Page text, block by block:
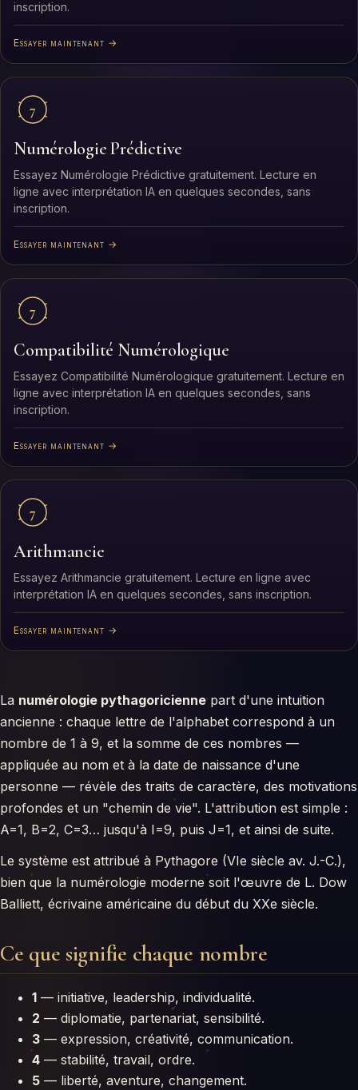
inscription.
Essayer maintenant →
7
Numérologie Prédictive
Essayez Numérologie Prédictive gratuitement. Lecture en
ligne avec interprétation IA en quelques secondes, sans
inscription.
Essayer maintenant →
7
Compatibilité Numérologique
Essayez Compatibilité Numérologique gratuitement. Lecture en
ligne avec interprétation IA en quelques secondes, sans
inscription.
Essayer maintenant →
7
Arithmancie
Essayez Arithmancie gratuitement. Lecture en ligne avec
interprétation IA en quelques secondes, sans inscription.
Essayer maintenant →
La numérologie pythagoriciennepart d'une intuition
ancienne : chaque lettre de l'alphabet correspond à un
nombre de 1 à 9, et la somme de ces nombres —
appliquée au nom et à la date de naissance d'une
personne — révèle des traits de caractère, des motivations
profondes et un "chemin de vie". L'attribution est simple :
A=1, B=2, C=3… jusqu'à I=9, puis J=1, et ainsi de suite.
Le système est attribué à Pythagore (VIe siècle av. J.-C.),
bien que la numérologie moderne soit l'œuvre de L. Dow
Balliett, écrivaine américaine du début du XXe siècle.
Ce que signifie chaque nombre
1 — initiative, leadership, individualité.
2 — diplomatie, partenariat, sensibilité.
3 — expression, créativité, communication.
4 — stabilité, travail, ordre.
5 — liberté, aventure, changement.